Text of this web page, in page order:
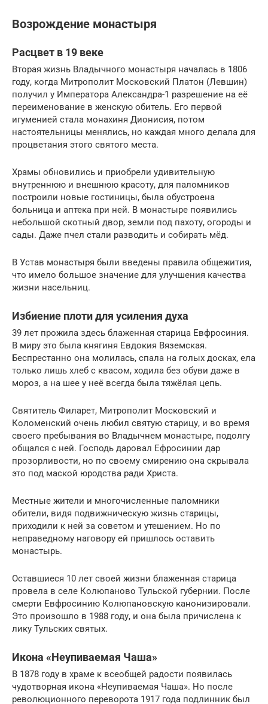
Возрождение монастыря
Расцвет в 19 веке
Вторая жизнь Владычного монастыря началась в 1806
году, когда Митрополит Московский Платон (Левшин)
получил у Императора Александра-1 разрешение на её
переименование в женскую обитель. Его первой
игуменией стала монахиня Дионисия, потом
настоятельницы менялись, но каждая много делала для
процветания этого святого места.
Храмы обновились и приобрели удивительную
внутреннюю и внешнюю красоту, для паломников
построили новые гостиницы, была обустроена
больница и аптека при ней. В монастыре появились
небольшой скотный двор, земли под пахоту, огороды и
сады. Даже пчел стали разводить и собирать мёд.
В Устав монастыря были введены правила общежития,
что имело большое значение для улучшения качества
жизни насельниц.
Избиение плоти для усиления духа
39 лет прожила здесь блаженная старица Евфросиния.
В миру это была княгиня Евдокия Вяземская.
Беспрестанно она молилась, спала на голых досках, ела
только лишь хлеб с квасом, ходила без обуви даже в
мороз, а на шее у неё всегда была тяжёлая цепь.
Святитель Филарет, Митрополит Московский и
Коломенский очень любил святую старицу, и во время
своего пребывания во Владычнем монастыре, подолгу
общался с ней. Господь даровал Ефросинии дар
прозорливости, но по своему смирению она скрывала
это под маской юродства ради Христа.
Местные жители и многочисленные паломники
обители, видя подвижническую жизнь старицы,
приходили к ней за советом и утешением. Но по
неправедному наговору ей пришлось оставить
монастырь.
Оставшиеся 10 лет своей жизни блаженная старица
провела в селе Колюпаново Тульской губернии. После
смерти Евфросинию Колюпановскую канонизировали.
Это произошло в 1988 году, и она была причислена к
лику Тульских святых.
Икона «Неупиваемая Чаша»
В 1878 году в храме к всеобщей радости появилась
чудотворная икона «Неупиваемая Чаша». Но после
революционного переворота 1917 года подлинник был